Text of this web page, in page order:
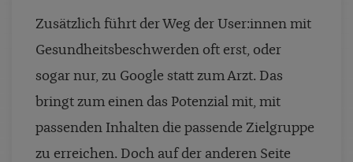
Zusätzlich führt der Weg der User:innen mit
Gesundheitsbeschwerden oft erst, oder
sogar nur, zu Google statt zum Arzt. Das
bringt zum einen das Potenzial mit, mit
passenden Inhalten die passende Zielgruppe
zu erreichen. Doch auf der anderen Seite